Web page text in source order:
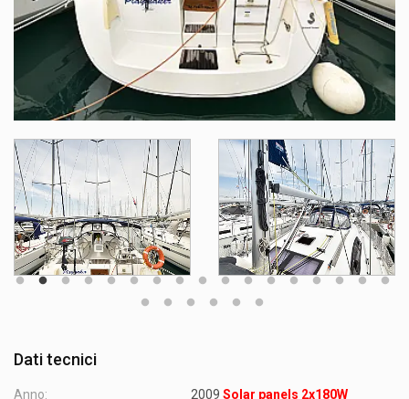
Dati tecnici
Anno: 2009 Solar panels 2x180W